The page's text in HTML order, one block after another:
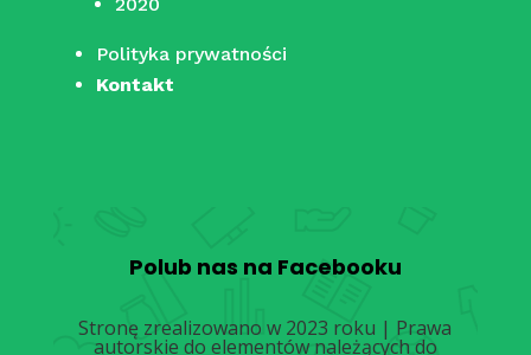
Polityka prywatności
Kontakt
Polub nas na Facebooku
Stronę zrealizowano w 2023 roku | Prawa
autorskie do elementów należących do